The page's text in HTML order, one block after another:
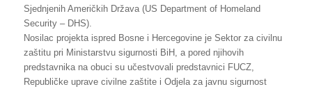
Sjednjenih Američkih Država (US Department of Homeland
Security – DHS).
Nosilac projekta ispred Bosne i Hercegovine je Sektor za civilnu
zaštitu pri Ministarstvu sigurnosti BiH, a pored njihovih
predstavnika na obuci su učestvovali predstavnici FUCZ,
Republičke uprave civilne zaštite i Odjela za javnu sigurnost